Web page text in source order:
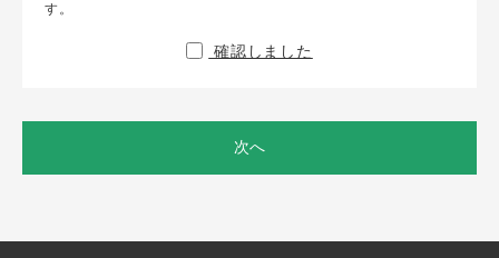
す。
確認しました
次へ